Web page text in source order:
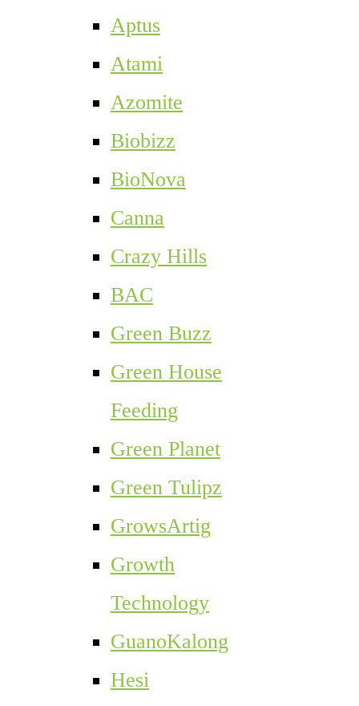
Aptus
Atami
Azomite
Biobizz
BioNova
Canna
Crazy Hills
BAC
Green Buzz
Green House
Feeding
Green Planet
Green Tulipz
GrowsArtig
Growth
Technology
GuanoKalong
Hesi